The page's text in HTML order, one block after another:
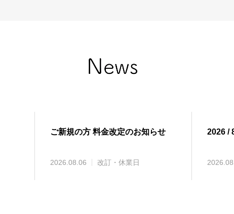
ご新規の方 料金改定のお知らせ
2026.08.06 改訂・休業日
2026 /